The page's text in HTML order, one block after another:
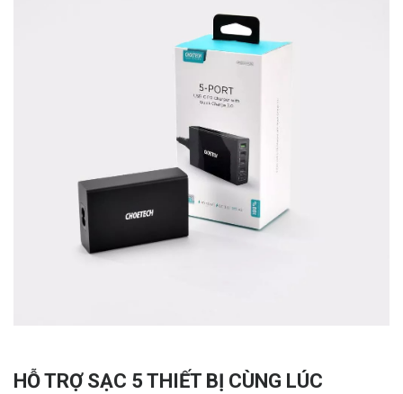
HỖ TRỢ SẠC 5 THIẾT BỊ CÙNG LÚC